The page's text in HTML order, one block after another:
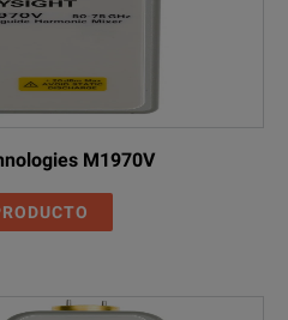
M1970V